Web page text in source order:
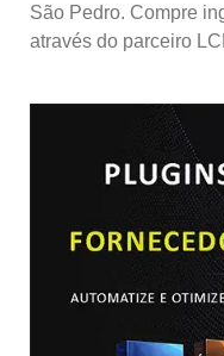
São Pedro. Compre
através do parceiro